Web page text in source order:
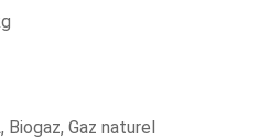
Gaz naturel